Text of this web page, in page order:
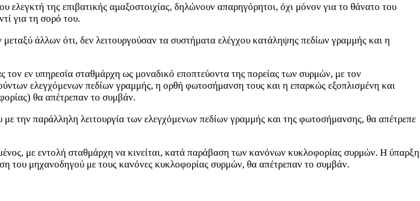
της επιβατικής αμαξοστοιχίας, δηλώνουν απαρηγόρητοι, όχι μόνον για το θάνατο του
για τη σορό του.
άλλων ότι, δεν λειτουργούσαν τα συστήματα ελέγχου κατάληψης πεδίων γραμμής και η
εν υπηρεσία σταθμάρχη ως μοναδικό εποπτεύοντα της πορείας των συρμών, με τον
ελεγχόμενων πεδίων γραμμής, η ορθή φωτοσήμανση τους και η επαρκώς εξοπλισμένη και
θα απέτρεπαν το συμβάν.
την παράλληλη λειτουργία των ελεγχόμενων πεδίων γραμμής και της φωτοσήμανσης, θα απέτρεπε
με εντολή σταθμάρχη να κινείται, κατά παράβαση των κανόνων κυκλοφορίας συρμών. Η ύπαρξη
του μηχανοδηγού με τους κανόνες κυκλοφορίας συρμών, θα απέτρεπαν το συμβάν.